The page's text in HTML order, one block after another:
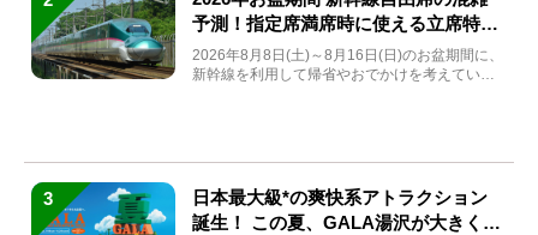
予測！指定席満席時に使える立席特急
券も解説
2026年8月8日(土)～8月16日(日)のお盆期間に、
新幹線を利用して帰省やおでかけを考えている
3
日本最大級*の爽快系アトラクション
誕生！ この夏、GALA湯沢が大きく生